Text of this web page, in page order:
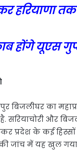
हरियाणा तक
होंगे यूएस
बिजलीघर का
सरियाचोरी और
प्रदेश के कई
जांच में यह खुल